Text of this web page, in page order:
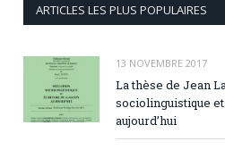
ARTICLES LES PLUS POPULAIRES
13 NOVEMBRE 2017
La thèse de Jean
sociolinguistique
aujourd’hui